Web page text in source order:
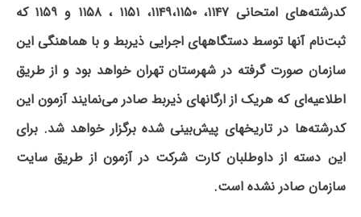
کدرشته‌های امتحانی ۱۱۴۷، ۱۱۴۹‌،‌۱۱۵۰‌، ۱۱۵۱ ، ۱۱۵۸ و‌ ۱۱۵۹ که
ثبت‌نام آنها توسط دستگاههای اجرایی ذیربط و با هماهنگی این
سازمان صورت گرفته در شهرستان تهران خواهد بود و از طریق
اطلاعیه‌ای که هریک از ارگانهای ذیربط صادر می‌نمایند آزمون این
کدرشته‌ها در تاریخهای پیش‌بینی شده برگزار خواهد شد. برای
این دسته از داوطلبان کارت شرکت ‌در ‌آزمون از طریق سایت
سازمان صادر نشده است.